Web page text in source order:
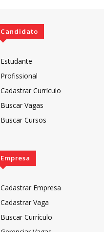
Candidato
Estudante
Profissional
Cadastrar Currículo
Buscar Vagas
Buscar Cursos
Empresa
Cadastrar Empresa
Cadastrar Vaga
Buscar Currículo